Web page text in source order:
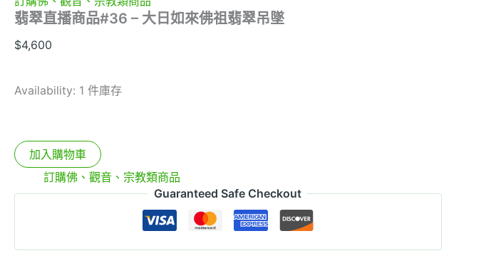
翡翠直播商品#36 – 大日如來佛祖翡翠吊墜
$4,600
Availability: 1 件庫存
佛
祖
翠
數
加入購物車
訂購佛、觀音、宗教類商品
Guaranteed Safe Checkout